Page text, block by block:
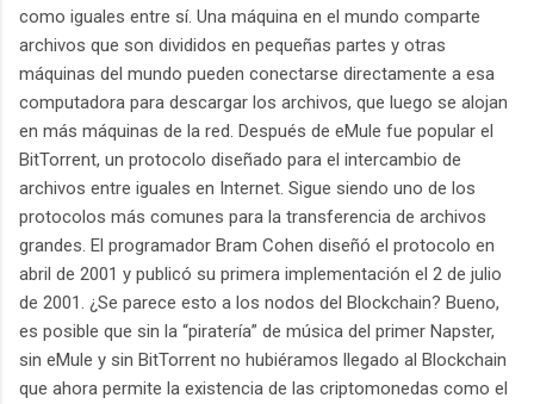
como iguales entre sí. Una máquina en el mundo comparte
archivos que son divididos en pequeñas partes y otras
máquinas del mundo pueden conectarse directamente a esa
computadora para descargar los archivos, que luego se alojan
en más máquinas de la red. Después de eMule fue popular el
BitTorrent, un protocolo diseñado para el intercambio de
archivos entre iguales en Internet. Sigue siendo uno de los
protocolos más comunes para la transferencia de archivos
grandes. El programador Bram Cohen diseñó el protocolo en
abril de 2001 y publicó su primera implementación el 2 de julio
de 2001. ¿Se parece esto a los nodos del Blockchain? Bueno,
es posible que sin la “piratería” de música del primer Napster,
sin eMule y sin BitTorrent no hubiéramos llegado al Blockchain
que ahora permite la existencia de las criptomonedas como el